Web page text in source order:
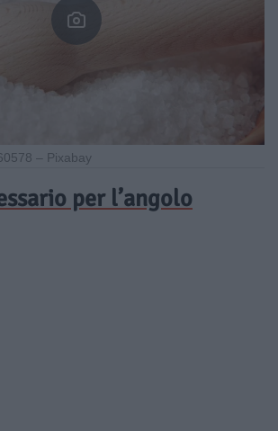
– Pixabay
per l’angolo